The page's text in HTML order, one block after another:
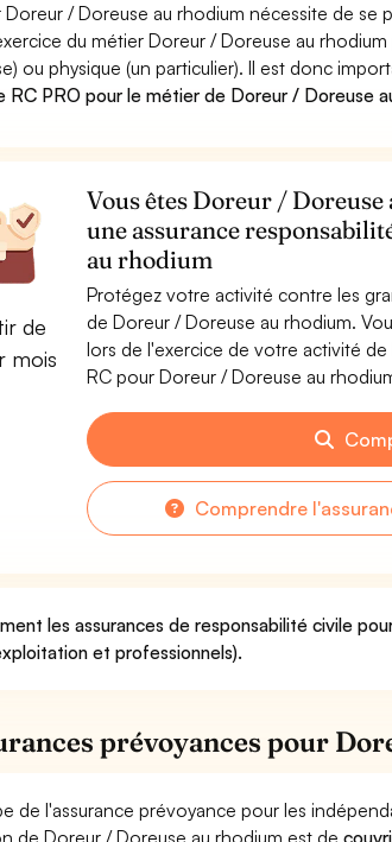
Doreur / Doreuse au rhodium nécessite de
du métier Doreur / Doreuse au
ou physique (un particulier). Il est donc
RC PRO pour le métier de Doreur / Doreuse
de
mois
Vous êtes Doreur /
une assurance
au rhodium
Protégez votre activité contre les
de Doreur / Doreuse au rhodium.
lors de l'exercice de votre activité
RC pour Doreur / Doreuse au
Comprendre
les assurances de responsabilité civile
et professionnels).
prévoyances pour
de l'assurance prévoyance pour les
de Doreur / Doreuse au rhodium est de